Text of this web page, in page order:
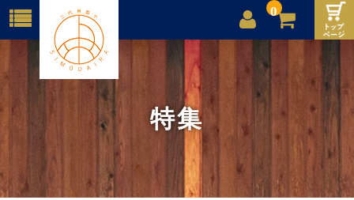
0
店舗案内
ご利用案内
送料
お問合せ
特集